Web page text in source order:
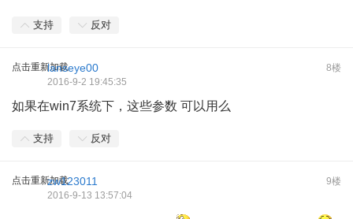
支持 反对
点击重新加载 8楼
lanseye00
2016-9-2 19:45:35
如果在win7系统下，这些参数 可以用么
支持 反对
点击重新加载 9楼
zw123011
2016-9-13 13:57:04